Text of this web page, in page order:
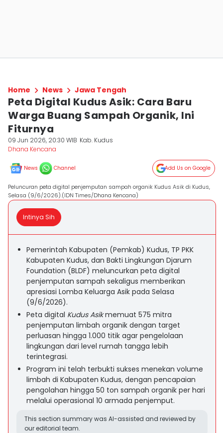
Home News Jawa Tengah
Peta Digital Kudus Asik: Cara Baru
Warga Buang Sampah Organik, Ini
Fiturnya
09 Jun 2026, 20:30 WIB Kab. Kudus
Dhana Kencana
News Channel Add Us on Google
Peluncuran peta digital penjemputan sampah organik Kudus Asik di Kudus,
Selasa (9/6/2026).(IDN Times/Dhana Kencana)
Intinya Sih
Pemerintah Kabupaten (Pemkab) Kudus, TP PKK
Kabupaten Kudus, dan Bakti Lingkungan Djarum
Foundation (BLDF) meluncurkan peta digital
penjemputan sampah sekaligus memberikan
apresiasi Lomba Keluarga Asik pada Selasa
(9/6/2026).
Peta digital Kudus Asikmemuat 575 mitra
penjemputan limbah organik dengan target
perluasan hingga 1.000 titik agar pengelolaan
lingkungan dari level rumah tangga lebih
terintegrasi.
Program ini telah terbukti sukses menekan volume
limbah di Kabupaten Kudus, dengan pencapaian
pengolahan hingga 50 ton sampah organik per hari
melalui operasional 10 armada penjemput.
This section summary was AI-assisted and reviewed by
our editorial team.